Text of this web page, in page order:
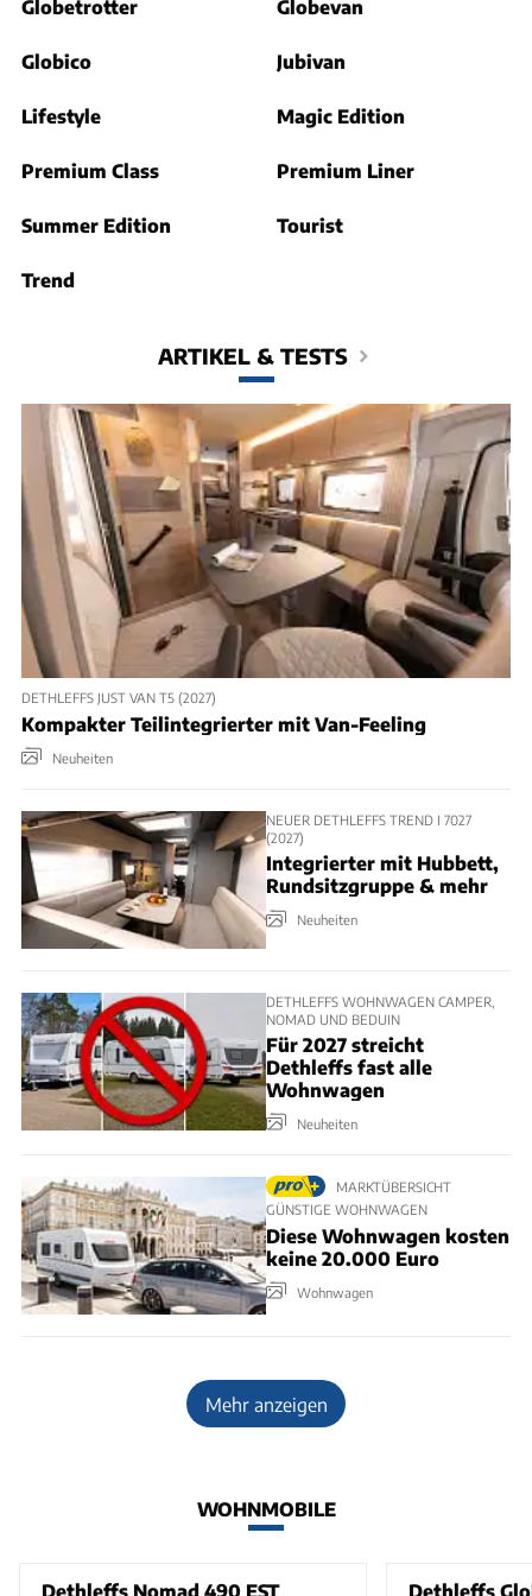
Globetrotter Globevan
Globico Jubivan
Lifestyle Magic Edition
Premium Class Premium Liner
Summer Edition Tourist
Trend
ARTIKEL & TESTS
DETHLEFFS JUST VAN T5 (2027)
Kompakter Teilintegrierter mit Van-Feeling
Neuheiten
NEUER DETHLEFFS TREND I 7027
(2027)
Integrierter mit Hubbett,
Rundsitzgruppe & mehr
Neuheiten
DETHLEFFS WOHNWAGEN CAMPER,
NOMAD UND BEDUIN
Für 2027 streicht
Dethleffs fast alle
Wohnwagen
Neuheiten
MARKTÜBERSICHT
GÜNSTIGE WOHNWAGEN
Diese Wohnwagen kosten
keine 20.000 Euro
Wohnwagen
Mehr anzeigen
WOHNMOBILE
Dethleffs Nomad 490 EST Dethleffs